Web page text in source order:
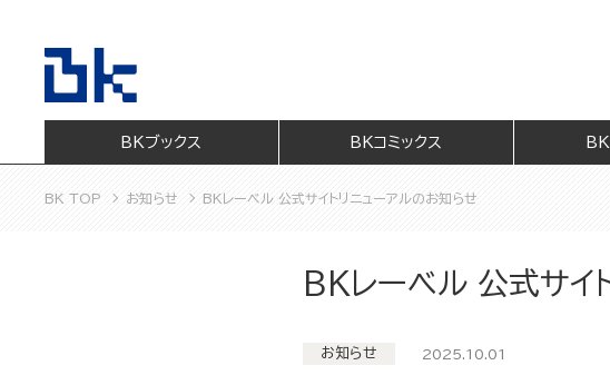
BKブックス BKコミックス
BK TOP お知らせ BKレーベル 公式サイトリニューアルのお知らせ
BKレーベル 公式サイ
お知らせ 2025.10.01